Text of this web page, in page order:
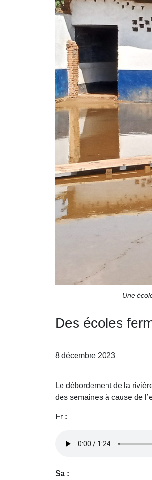
Une
Des écoles
8 décembre 2023
Le débordement de la
des semaines à cause de
Fr :
Sa :